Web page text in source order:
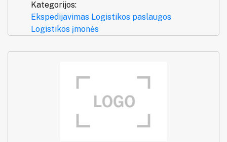
Kategorijos:
Ekspedijavimas Logistikos paslaugos
Logistikos įmonės